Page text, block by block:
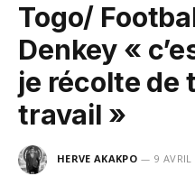
Togo/
Denkey «
je récolte de
travail »
HERVE AKAKPO 9 AVRIL